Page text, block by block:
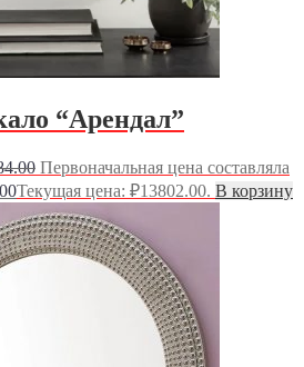
“Арендал”
Первоначальная цена составляла
Текущая цена: ₽13802.00. В корзину